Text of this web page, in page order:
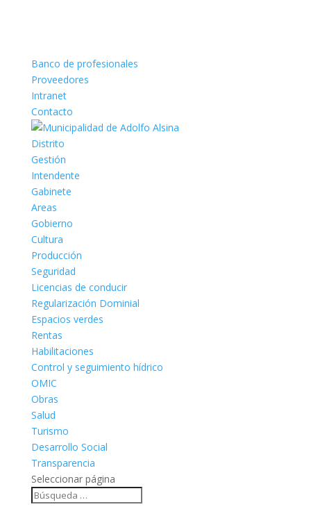
Banco de profesionales
Proveedores
Intranet
Contacto
Distrito
Gestión
Intendente
Gabinete
Areas
Gobierno
Cultura
Producción
Seguridad
Licencias de conducir
Regularización Dominial
Espacios verdes
Rentas
Habilitaciones
Control y seguimiento hídrico
OMIC
Obras
Salud
Turismo
Desarrollo Social
Transparencia
Seleccionar página